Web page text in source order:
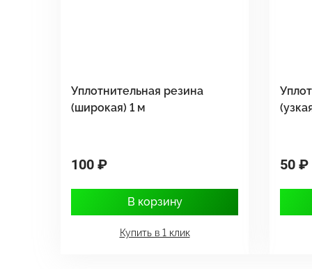
Уплотнительная резина
(широкая) 1 м
100 ₽
В корзину
Купить в 1 клик
50 ₽